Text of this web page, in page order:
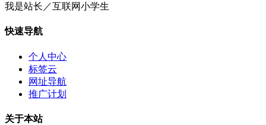
我是站长／互联网小学生
快速导航
个人中心
标签云
网址导航
推广计划
关于本站